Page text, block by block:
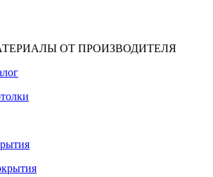
ОТ ПРОИЗВОДИТЕЛЯ